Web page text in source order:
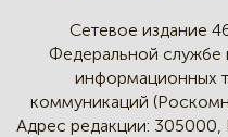
Сетевое издание
Федеральной службе
информационных
коммуникаций
Адрес редакции: 305000,